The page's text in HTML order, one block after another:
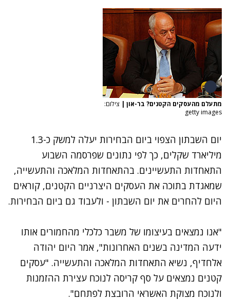
מתעלם מהעסקים הקטנים? בר-און | צילום:
getty images
יום השבתון הצפוי ביום הבחירות יעלה למשק כ-1.3
מיליארד שקלים, כך לפי נתונים שפרסמה השבוע
התאחדות התעשיינים. בהתאחדות המלאכה והתעשייה,
שמאגדת בתוכה את העסקים היצרניים הקטנים, קוראים
היום להחרים את יום השבתון - ולעבוד גם ביום הבחירות.
"אנו נמצאים בעיצומו של משבר כלכלי מהחמורים אותו
ידעה המדינה בשנים האחרונות", אמר היום יהודה
אלחדיף, נשיא התאחדות המלאכה והתעשייה. "עסקים
קטנים נמצאים על סף קריסה לנוכח עצירת ההזמנות
ולנוכח מצוקת האשראי הרובצת לפתחם".